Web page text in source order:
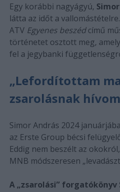
Egy korábbi nagyágyú,
látta az időt a
ATV Egyenes beszédcímű
történetet osztott meg,
fel a jegybanki
„Lefordítottam
zsarolásnak
Simor András 2024
az Erste Group bécsi
Eddig nem beszélt az
MNB módszeresen
A „zsarolási” forgatókönyv